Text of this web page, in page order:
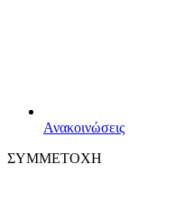
Ανακοινώσεις
ΣΥΜΜΕΤΟΧΗ